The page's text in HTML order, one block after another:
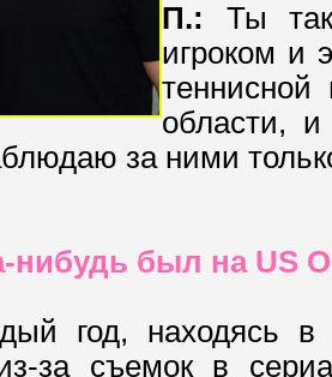
П.: Ты
игроком и
области,
за ними
нибудь был на US
год, находясь
за съемок в